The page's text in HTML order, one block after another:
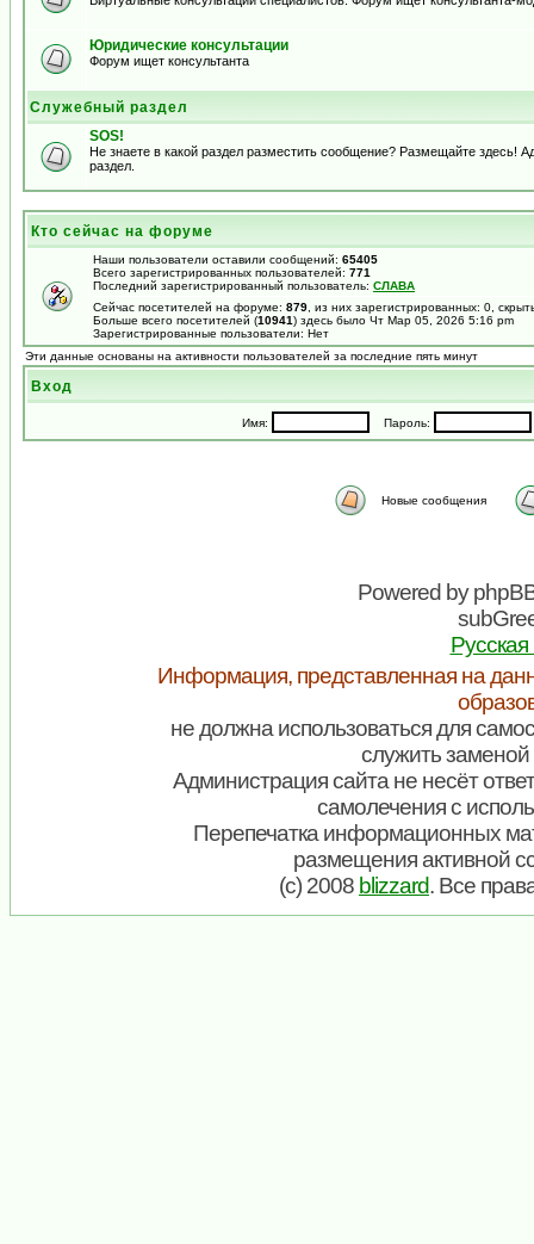
Юридические консультации
Форум ищет консультанта
Служебный раздел
SOS!
Не знаете в какой раздел разместить сообщение? Размещайте здесь!
раздел.
Кто сейчас на форуме
Наши пользователи оставили сообщений: 65405
Всего зарегистрированных пользователей: 771
Последний зарегистрированный пользователь: СЛАВА
Сейчас посетителей на форуме: 879 , из них зарегистрированных: 0,
Больше всего посетителей (10941) здесь было Чт Мар 05, 2026 5:16 pm
Зарегистрированные пользователи: Нет
Эти данные основаны на активности пользователей за последние пять минут
Вход
Имя: Пароль:
Новые сообщения
Powered by
Информация, представленная на
не должна использоваться для
служить заменой
Администрация сайта не несёт
самолечения с
Перепечатка информационных
размещения активной
(c) 2008 blizzard. Все